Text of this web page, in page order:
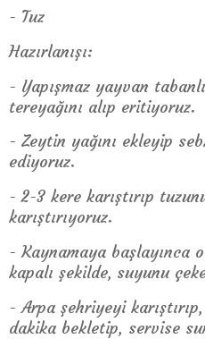
- Tuz
Hazırlanışı:
- Yapışmaz yayvan
tereyağını alıp eritiyoruz.
- Zeytin yağını ekleyip
ediyoruz.
- 2-3 kere karıştırıp
karıştırıyoruz.
- Kaynamaya başlayınca
kapalı şekilde, suyunu
- Arpa şehriyeyi
dakika bekletip, servise